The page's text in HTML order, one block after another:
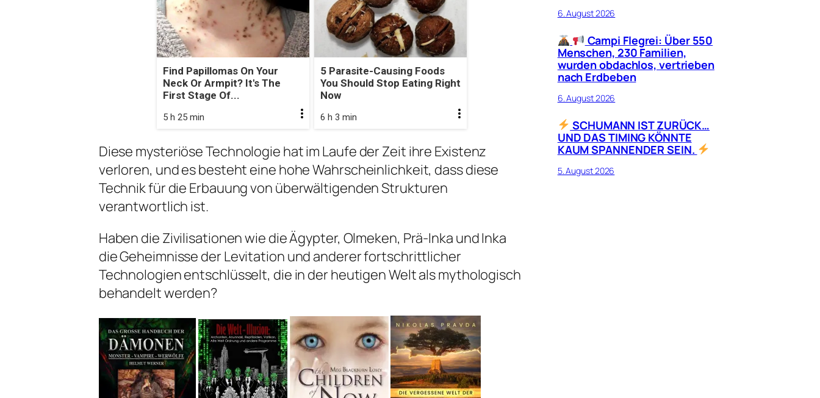
Find Papillomas On Your
Neck Or Armpit? It's The
First Stage Of...
5 h 25 min
5 Parasite-Causing Foods
You Should Stop Eating Right
Now
6 h 3 min
Diese mysteriöse Technologie hat im Laufe der Zeit ihre Existenz
verloren, und es besteht eine hohe Wahrscheinlichkeit, dass diese
Technik für die Erbauung von überwältigenden Strukturen
verantwortlich ist.
Haben die Zivilisationen wie die Ägypter, Olmeken, Prä-Inka und Inka
die Geheimnisse der Levitation und anderer fortschrittlicher
Technologien entschlüsselt, die in der heutigen Welt als mythologisch
behandelt werden?
6. August 2026
Campi Flegrei: Über 550
Menschen, 230 Familien,
wurden obdachlos, vertrieben
nach Erdbeben
6. August 2026
SCHUMANN IST ZURÜCK…
UND DAS TIMING KÖNNTE
KAUM SPANNENDER SEIN.
5. August 2026